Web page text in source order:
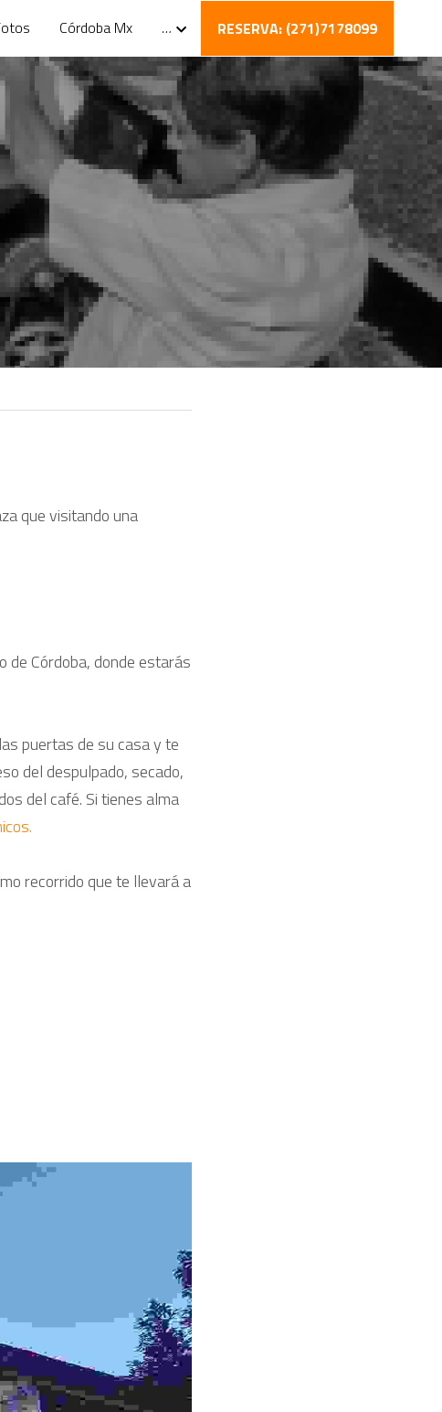
Córdoba Mx … RESERVA: (271)7178099
de Córdoba, donde estarás
puertas de su casa y te
del despulpado, secado,
del café. Si tienes alma
recorrido que te llevará a